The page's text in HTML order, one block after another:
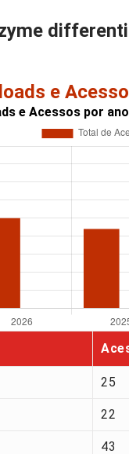
e
e Acessos por ano
25
22
43